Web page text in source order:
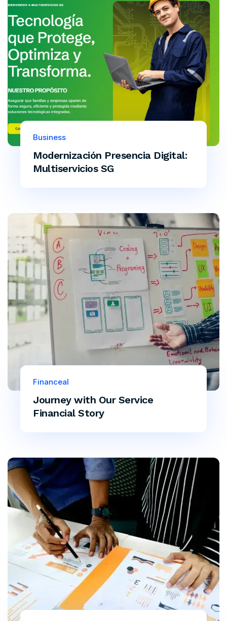
Modernización Presencia Digital:
Multiservicios SG
Business
Journey with Our Service
Financial Story
Financeal